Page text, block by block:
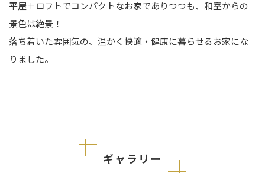
平屋＋ロフトでコンパクトなお家でありつつも、和室からの
景色は絶景！
落ち着いた雰囲気の、温かく快適・健康に暮らせるお家にな
りました。
ギャラリー